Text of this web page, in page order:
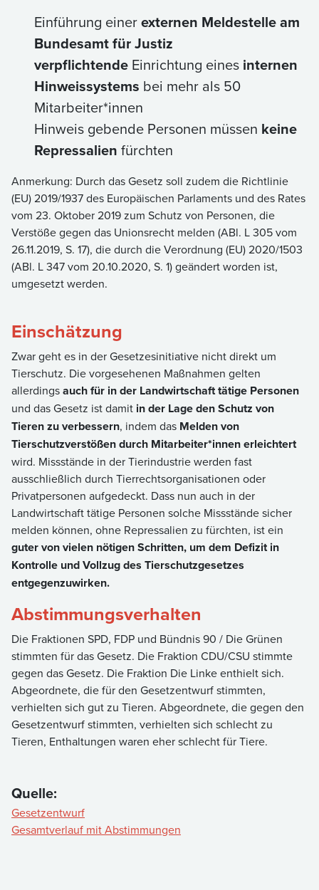
Einführung einerexternen Meldestelle am
Bundesamt für Justiz
verpflichtende Einrichtung eines internen
Hinweissystems bei mehr als 50
Mitarbeiter*innen
Hinweis gebende Personen müssen keine
Repressalien fürchten
Anmerkung: Durch das Gesetz soll zudem die Richtlinie
(EU) 2019/1937 des Europäischen Parlaments und des Rates
vom 23. Oktober 2019 zum Schutz von Personen, die
Verstöße gegen das Unionsrecht melden (ABl. L 305 vom
26.11.2019, S. 17), die durch die Verordnung (EU) 2020/1503
(ABl. L 347 vom 20.10.2020, S. 1) geändert worden ist,
umgesetzt werden.
Einschätzung
Zwar geht es in der Gesetzesinitiative nicht direkt um
Tierschutz. Die vorgesehenen Maßnahmen gelten
allerdingsauch für in der Landwirtschaft tätige Personen
und das Gesetz ist damit in der Lage den Schutz von
Tieren zu verbessern, indem das Melden von
Tierschutzverstößen durch Mitarbeiter*innen erleichtert
wird. Missstände in der Tierindustrie werden fast
ausschließlich durch Tierrechtsorganisationen oder
Privatpersonen aufgedeckt. Dass nun auch in der
Landwirtschaft tätige Personen solche Missstände sicher
melden können, ohne Repressalien zu fürchten, ist ein
guter von vielen nötigen Schritten, um dem Defizit in
Kontrolle und Vollzug des Tierschutzgesetzes
entgegenzuwirken.
Abstimmungsverhalten
Die Fraktionen SPD, FDP und Bündnis 90 / Die Grünen
stimmten für das Gesetz. Die Fraktion CDU/CSU stimmte
gegen das Gesetz. Die Fraktion Die Linke enthielt sich.
Abgeordnete, die für den Gesetzentwurf stimmten,
verhielten sich gut zu Tieren. Abgeordnete, die gegen den
Gesetzentwurf stimmten, verhielten sich schlecht zu
Tieren, Enthaltungen waren eher schlecht für Tiere.
Quelle:
Gesetzentwurf
Gesamtverlauf mit Abstimmungen